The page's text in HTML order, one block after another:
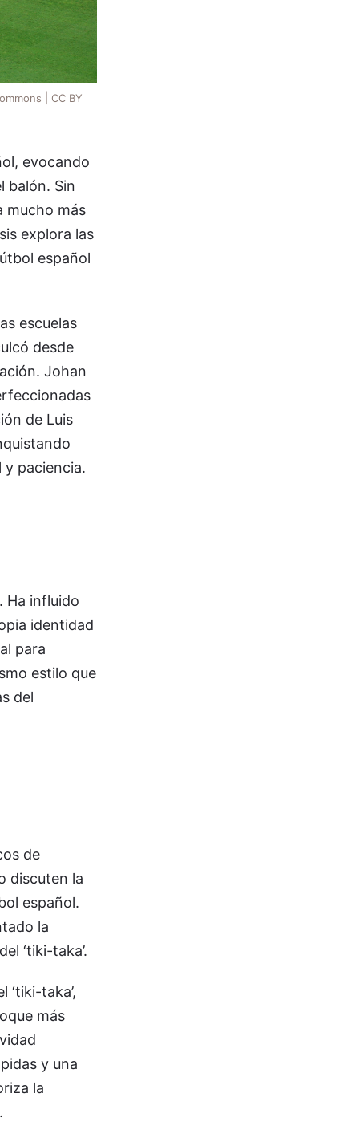
| CC BY
evocando
balón. Sin
mucho más
explora las
español
escuelas
desde
Johan
de Luis
paciencia.
Ha influido
identidad
para
estilo que
del
de
discuten la
español.
la
‘tiki-taka’.
taka’,
más
y una
la